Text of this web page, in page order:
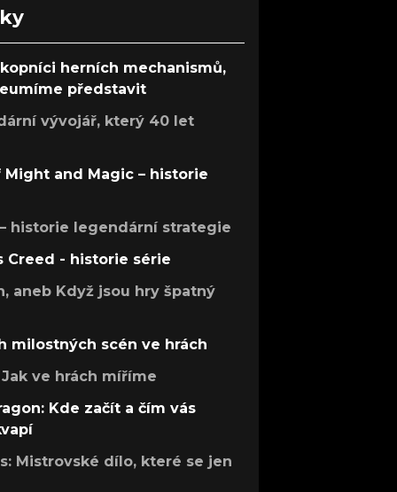
herních mechanismů,
představit
vývojář, který 40 let
Might and Magic – historie
historie legendární strategie
Creed - historie série
aneb Když jsou hry špatný
milostných scén ve hrách
ve hrách míříme
Kde začít a čím vás
Mistrovské dílo, které se jen